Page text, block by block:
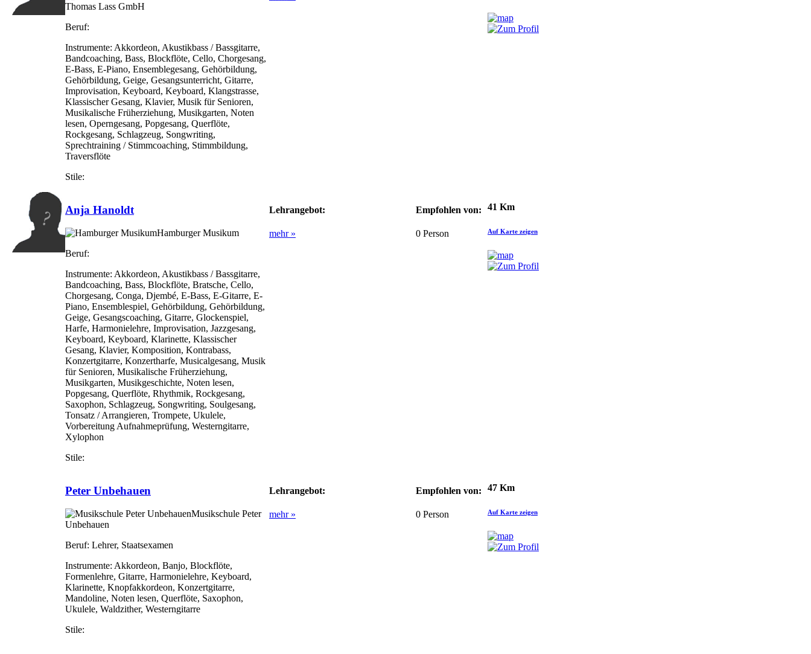
Thomas Lass GmbH
Beruf:
Instrumente: Akkordeon, Akustikbass / Bassgitarre,
Bandcoaching, Bass, Blockflöte, Cello, Chorgesang,
E-Bass, E-Piano, Ensemblegesang, Gehörbildung,
Gehörbildung, Geige, Gesangsunterricht, Gitarre,
Improvisation, Keyboard, Keyboard, Klangstrasse,
Klassischer Gesang, Klavier, Musik für Senioren,
Musikalische Früherziehung, Musikgarten, Noten
lesen, Operngesang, Popgesang, Querflöte,
Rockgesang, Schlagzeug, Songwriting,
Sprechtraining / Stimmcoaching, Stimmbildung,
Traversflöte
Stile:
Anja Hanoldt
Hamburger Musikum
Beruf:
Instrumente: Akkordeon, Akustikbass / Bassgitarre,
Bandcoaching, Bass, Blockflöte, Bratsche, Cello,
Chorgesang, Conga, Djembé, E-Bass, E-Gitarre, E-
Piano, Ensemblespiel, Gehörbildung, Gehörbildung,
Geige, Gesangscoaching, Gitarre, Glockenspiel,
Harfe, Harmonielehre, Improvisation, Jazzgesang,
Keyboard, Keyboard, Klarinette, Klassischer
Gesang, Klavier, Komposition, Kontrabass,
Konzertgitarre, Konzertharfe, Musicalgesang, Musik
für Senioren, Musikalische Früherziehung,
Musikgarten, Musikgeschichte, Noten lesen,
Popgesang, Querflöte, Rhythmik, Rockgesang,
Saxophon, Schlagzeug, Songwriting, Soulgesang,
Tonsatz / Arrangieren, Trompete, Ukulele,
Vorbereitung Aufnahmeprüfung, Westerngitarre,
Xylophon
Stile:
Lehrangebot:
mehr »
Empfohlen von:
0 Person
41 Km
Auf Karte zeigen
Peter Unbehauen
Musikschule Peter
Unbehauen
Beruf: Lehrer, Staatsexamen
Instrumente: Akkordeon, Banjo, Blockflöte,
Formenlehre, Gitarre, Harmonielehre, Keyboard,
Klarinette, Knopfakkordeon, Konzertgitarre,
Mandoline, Noten lesen, Querflöte, Saxophon,
Ukulele, Waldzither, Westerngitarre
Stile:
Lehrangebot:
mehr »
Empfohlen von:
0 Person
47 Km
Auf Karte zeigen